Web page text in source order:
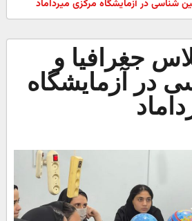
شناسی در آزمایشگاه مرکزی میرداماد
جغرافیا و
در آزمایشگاه